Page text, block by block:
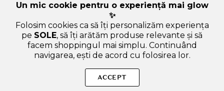
întrebările legate de Galactomyces Ferment Filtrate vs. Bifida
Ferment Lysate: diferențe reale. Dacă mai ai curiozități sau
Un mic cookie pentru o experiență mai glow
✨
Folosim cookies ca să îți personalizăm experiența
pe SOLE, să îți arătăm produse relevante și să
facem shoppingul mai simplu. Continuând
navigarea, ești de acord cu folosirea lor.
ACCEPT